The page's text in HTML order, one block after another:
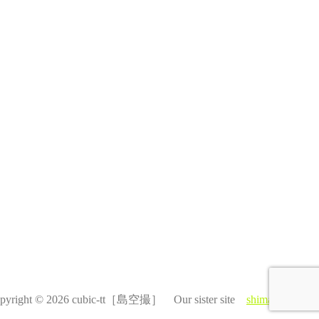
© 2026 cubic-tt［島空撮］ Our sister site shimasora.com